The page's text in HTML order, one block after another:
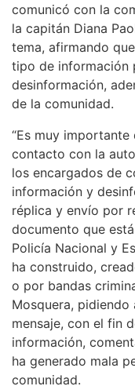
comunicó con la
la capitán Diana
tema, afirmando
tipo de información
desinformación,
de la comunidad.
“Es muy
contacto con la
los encargados de
información y
réplica y envío por
documento que
Policía Nacional y
ha construido,
o por bandas
Mosquera,
mensaje, con el fin
información,
ha generado mala
comunidad.